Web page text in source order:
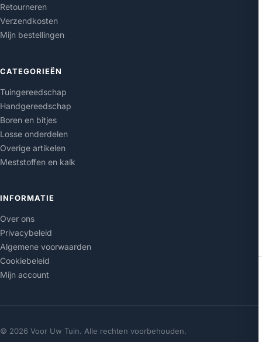
Retourneren
Verzendkosten
Mijn bestellingen
CATEGORIEËN
Tuingereedschap
Handgereedschap
Boren en bitjes
Losse onderdelen
Overige artikelen
Meststoffen en kalk
INFORMATIE
Over ons
Privacybeleid
Algemene voorwaarden
Cookiebeleid
Mijn account
© 2026 Voor Uw Tuin. Alle rechten voorbehouden.